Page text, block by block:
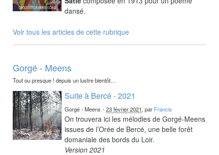
dansé.
Voir tous les articles de cette rubrique
Gorgé - Meens
Tout ou presque ! depuis un lustre bientôt…
Suite à Bercé - 2021
Gorgé - Meens -23 février 2021, par Francis
On trouvera ici les mélodies de Gorgé-Meens
issues de l’Orée de Bercé, une belle forêt
domaniale des bords du Loir.
Version 2021